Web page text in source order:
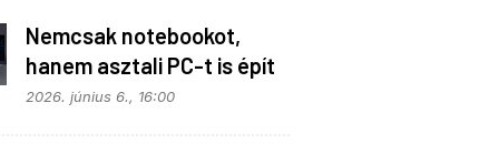
Nemcsak notebookot,
hanem asztali PC-t is épít
a Microsoft az RTX Spark
2026. június 6., 16:00